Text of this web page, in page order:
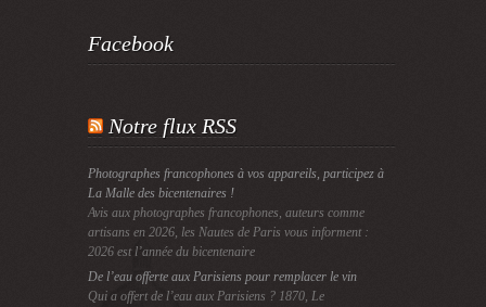
Facebook
Notre flux RSS
Photographes francophones à vos appareils, participez à
La Malle des bicentenaires !
Avis aux photographes francophones, auteurs comme
artisans en 2026, les Nautes de Paris vous informent :
2026 est l’année du bicentenaire
De l’eau offerte aux Parisiens pour remplacer le vin
Qui a offert de l’eau aux Parisiens ? 1870, Le